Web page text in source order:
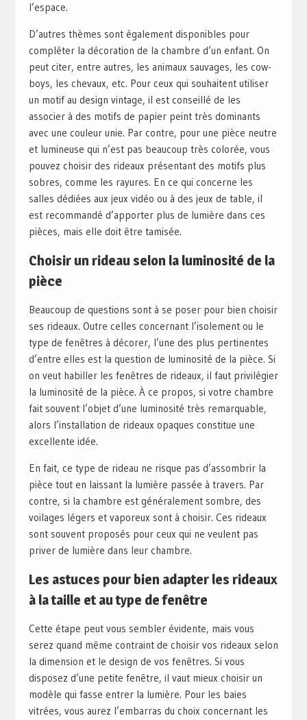
l’espace.
D’autres thèmes sont également disponibles pour
compléter la décoration de la chambre d’un enfant. On
peut citer, entre autres, les animaux sauvages, les cow-
boys, les chevaux, etc. Pour ceux qui souhaitent utiliser
un motif au design vintage, il est conseillé de les
associer à des motifs de papier peint très dominants
avec une couleur unie. Par contre, pour une pièce neutre
et lumineuse qui n’est pas beaucoup très colorée, vous
pouvez choisir des rideaux présentant des motifs plus
sobres, comme les rayures. En ce qui concerne les
salles dédiées aux jeux vidéo ou à des jeux de table, il
est recommandé d’apporter plus de lumière dans ces
pièces, mais elle doit être tamisée.
Choisir un rideau selon la luminosité de la
pièce
Beaucoup de questions sont à se poser pour bien choisir
ses rideaux. Outre celles concernant l’isolement ou le
type de fenêtres à décorer, l’une des plus pertinentes
d’entre elles est la question de luminosité de la pièce. Si
on veut habiller les fenêtres de rideaux, il faut privilégier
la luminosité de la pièce. À ce propos, si votre chambre
fait souvent l’objet d’une luminosité très remarquable,
alors l’installation de rideaux opaques constitue une
excellente idée.
En fait, ce type de rideau ne risque pas d’assombrir la
pièce tout en laissant la lumière passée à travers. Par
contre, si la chambre est généralement sombre, des
voilages légers et vaporeux sont à choisir. Ces rideaux
sont souvent proposés pour ceux qui ne veulent pas
priver de lumière dans leur chambre.
Les astuces pour bien adapter les rideaux
à la taille et au type de fenêtre
Cette étape peut vous sembler évidente, mais vous
serez quand même contraint de choisir vos rideaux selon
la dimension et le design de vos fenêtres. Si vous
disposez d’une petite fenêtre, il vaut mieux choisir un
modèle qui fasse entrer la lumière. Pour les baies
vitrées, vous aurez l’embarras du choix concernant les